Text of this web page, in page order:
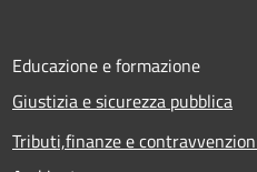
Educazione e formazione
Giustizia e sicurezza pubblica
Tributi,finanze e